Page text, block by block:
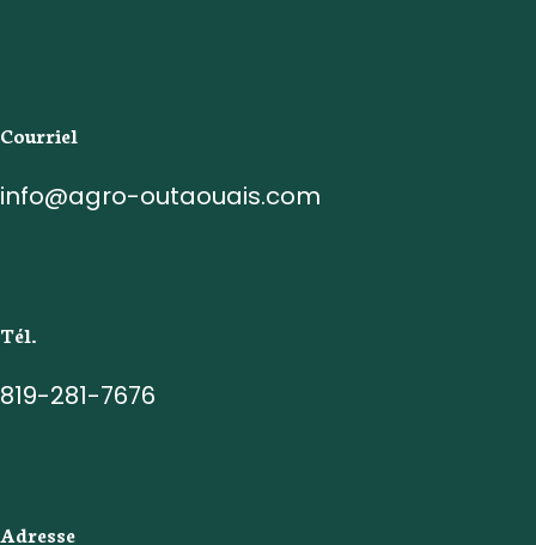
Courriel
info@agro-outaouais.com
Tél.
819-281-7676
Adresse